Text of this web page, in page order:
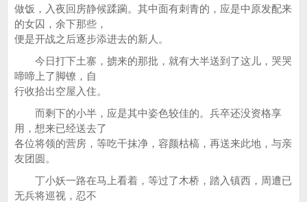
做饭，入夜回房静候蹂躏。其中面有刺青的，应是中原发配来
的女囚，余下那些，
便是开战之后逐步添进去的新人。
今日打下土寨，掳来的那批，就有大半送到了这儿，哭哭
啼啼上了脚镣，自
行收拾出空屋入住。
而剩下的小半，应是其中姿色较佳的。兵卒还没资格享
用，想来已经送去了
各位将领的营房，等吃干抹净，容颜枯槁，再送来此地，与亲
友团圆。
丁小妖一路在马上看着，等过了木桥，踏入镇西，周遭已
无兵将巡视，忍不